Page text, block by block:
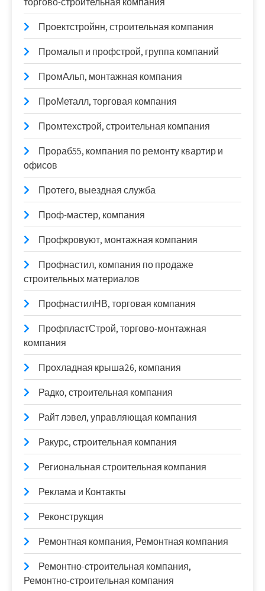
Проектстройнн, строительная компания
Промальп и профстрой, группа компаний
ПромАльп, монтажная компания
ПроМеталл, торговая компания
Промтехстрой, строительная компания
Прораб55, компания по ремонту квартир и
офисов
Протего, выездная служба
Проф-мастер, компания
Профкровуют, монтажная компания
Профнастил, компания по продаже
строительных материалов
ПрофнастилНВ, торговая компания
ПрофпластСтрой, торгово-монтажная
компания
Прохладная крыша26, компания
Радко, строительная компания
Райт лэвел, управляющая компания
Ракурс, строительная компания
Региональная строительная компания
Реклама и Контакты
Реконструкция
Ремонтная компания, Ремонтная компания
Ремонтно-строительная компания,
Ремонтно-строительная компания